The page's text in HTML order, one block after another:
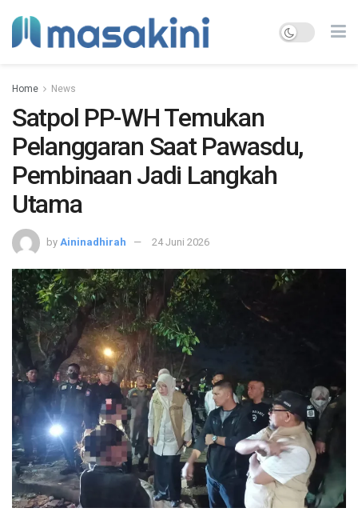
Home News
Satpol PP-WH Temukan
Pelanggaran Saat Pawasdu,
Pembinaan Jadi Langkah
Utama
by Aininadhirah 24 Juni 2026